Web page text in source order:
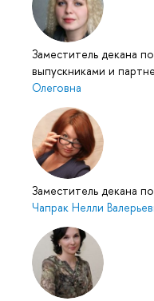
Заместитель декана
выпускниками и
Олеговна
Заместитель декана
Чапрак Нелли